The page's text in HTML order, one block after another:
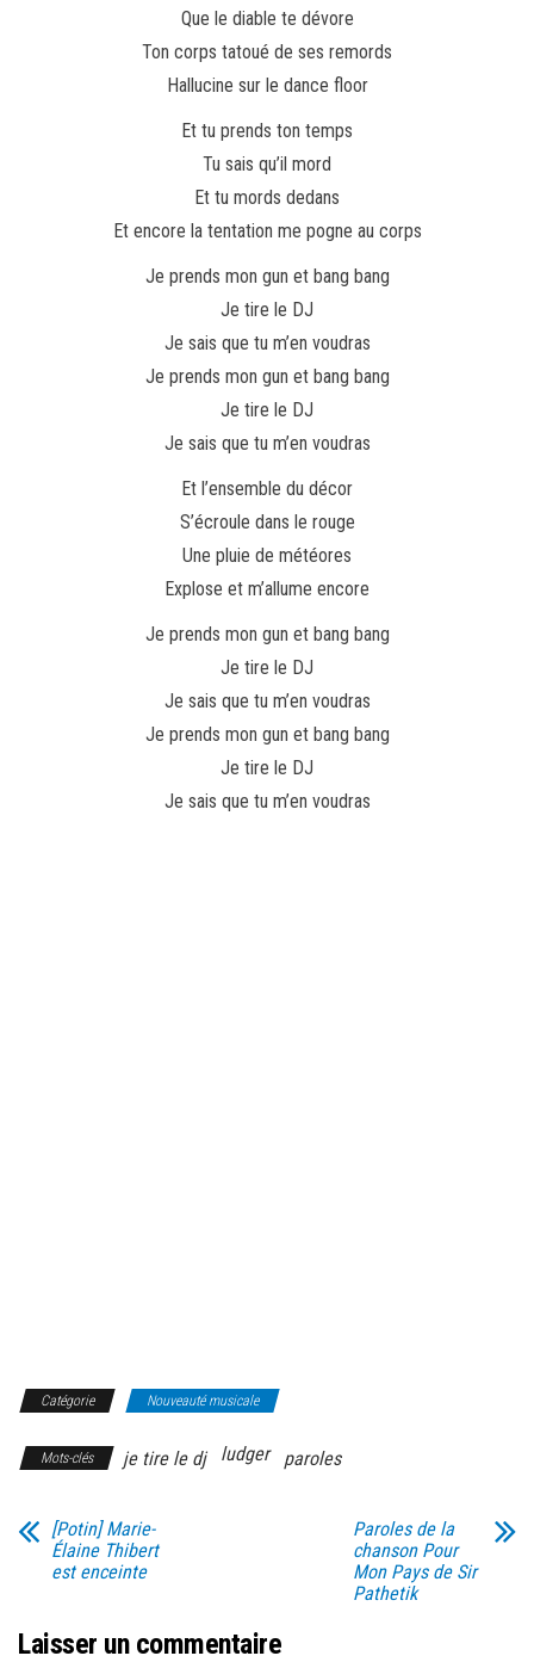
Que le diable te dévore
Ton corps tatoué de ses remords
Hallucine sur le dance floor
Et tu prends ton temps
Tu sais qu’il mord
Et tu mords dedans
Et encore la tentation me pogne au corps
Je prends mon gun et bang bang
Je tire le DJ
Je sais que tu m’en voudras
Je prends mon gun et bang bang
Je tire le DJ
Je sais que tu m’en voudras
Et l’ensemble du décor
S’écroule dans le rouge
Une pluie de météores
Explose et m’allume encore
Je prends mon gun et bang bang
Je tire le DJ
Je sais que tu m’en voudras
Je prends mon gun et bang bang
Je tire le DJ
Je sais que tu m’en voudras
Catégorie Nouveauté musicale
Mots-clés je tire le dj ludger paroles
[Potin] Marie-
Élaine Thibert
est enceinte
Paroles de la
chanson Pour
Mon Pays de Sir
Pathetik
Laisser un commentaire